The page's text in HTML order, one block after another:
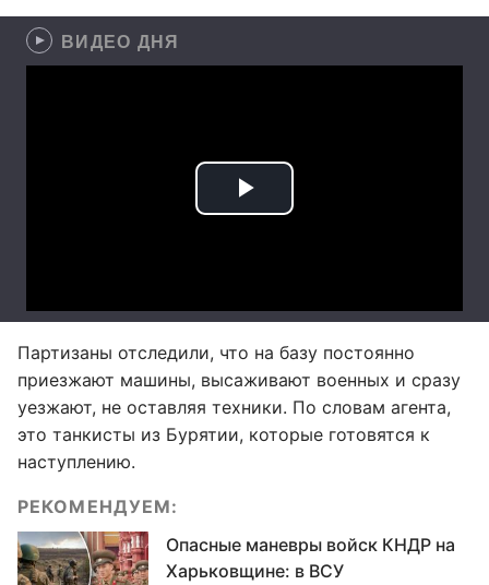
ВИДЕО ДНЯ
Партизаны отследили, что на базу постоянно
приезжают машины, высаживают военных и сразу
уезжают, не оставляя техники. По словам агента,
это танкисты из Бурятии, которые готовятся к
наступлению.
РЕКОМЕНДУЕМ:
Опасные маневры войск КНДР на
Харьковщине: в ВСУ